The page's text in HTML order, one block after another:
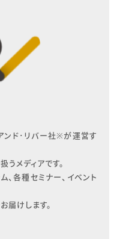
ンド･リバー社※が運営す
メディアです。
、各種セミナー、イベント
届けします。